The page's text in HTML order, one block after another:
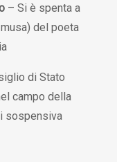
– Si è spenta a
del poeta
di Stato
campo della
sospensiva